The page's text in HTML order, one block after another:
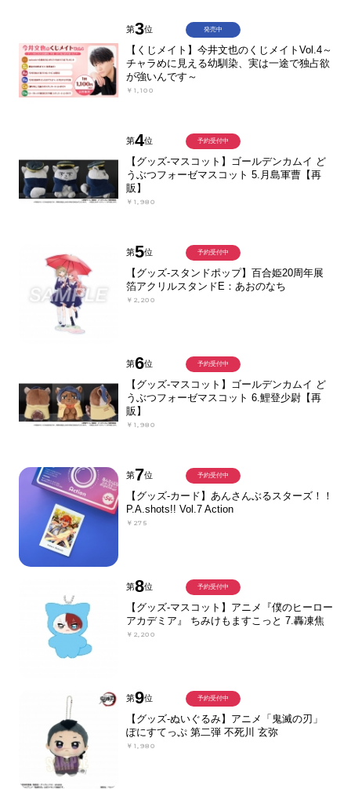
第3位
【くじメイト】今井文也のくじメイトVol.4～
チャラめに見える幼馴染、実は一途で独占欲
が強いんです～
￥1,100
発売中
第4位
【グッズ-マスコット】ゴールデンカムイ ど
うぶつフォーゼマスコット 5.月島軍曹【再
販】
￥1,980
予約受付中
第5位
【グッズ-スタンドポップ】百合姫20周年展
箔アクリルスタンドE：あおのなち
￥2,200
予約受付中
第6位
【グッズ-マスコット】ゴールデンカムイ ど
うぶつフォーゼマスコット 6.鯉登少尉【再
販】
￥1,980
予約受付中
第7位
【グッズ-カード】あんさんぶるスターズ！！
P.A.shots!! Vol.7 Action
￥275
予約受付中
第8位
【グッズ-マスコット】アニメ『僕のヒーロー
アカデミア』 ちみけもますこっと 7.轟凍焦
￥2,200
予約受付中
第9位
【グッズ-ぬいぐるみ】アニメ「鬼滅の刃」
ぽにすてっぷ 第二弾 不死川 玄弥
￥1,980
予約受付中